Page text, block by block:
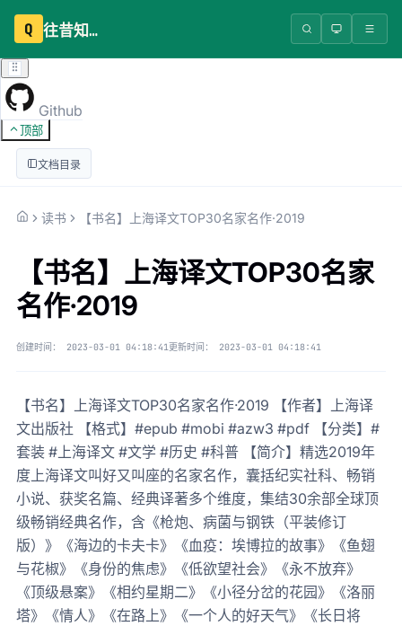
Q 往昔知识库
Github
顶部
文档目录
读书 【书名】上海译文TOP30名家名作·2019
【书名】上海译文TOP30名家
名作·2019
创建时间： 2023-03-01 04:18:41更新时间： 2023-03-01 04:18:41
【书名】上海译文TOP30名家名作·2019 【作者】上海译
文出版社 【格式】#epub #mobi #azw3 #pdf 【分类】#
套装 #上海译文 #文学 #历史 #科普 【简介】精选2019年
度上海译文叫好又叫座的名家名作，囊括纪实社科、畅销
小说、获奖名篇、经典译著多个维度，集结30余部全球顶
级畅销经典名作，含《枪炮、病菌与钢铁（平装修订
版）》《海边的卡夫卡》《血疫：埃博拉的故事》《鱼翅
与花椒》《身份的焦虑》《低欲望社会》《永不放弃》
《顶级悬案》《相约星期二》《小径分岔的花园》《洛丽
塔》《情人》《在路上》《一个人的好天气》《长日将